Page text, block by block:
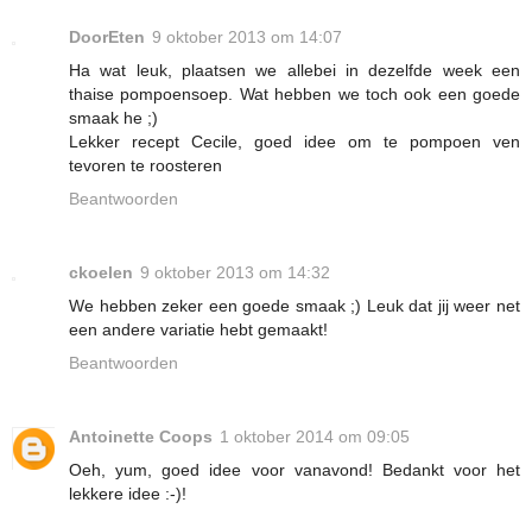
DoorEten 9 oktober 2013 om 14:07
Ha wat leuk, plaatsen we allebei in dezelfde week een
thaise pompoensoep. Wat hebben we toch ook een goede
smaak he ;)
Lekker recept Cecile, goed idee om te pompoen ven
tevoren te roosteren
Beantwoorden
ckoelen 9 oktober 2013 om 14:32
We hebben zeker een goede smaak ;) Leuk dat jij weer net
een andere variatie hebt gemaakt!
Beantwoorden
Antoinette Coops 1 oktober 2014 om 09:05
Oeh, yum, goed idee voor vanavond! Bedankt voor het
lekkere idee :-)!